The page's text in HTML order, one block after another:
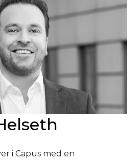
i Capus med en